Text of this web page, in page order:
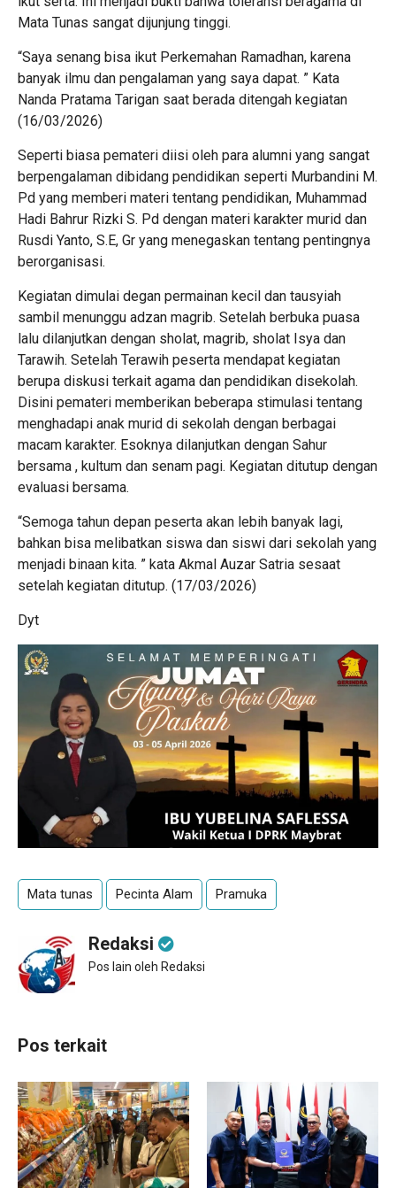
Mata Tunas sangat dijunjung tinggi.
“Saya senang bisa ikut Perkemahan Ramadhan, karena
banyak ilmu dan pengalaman yang saya dapat. ” Kata
Nanda Pratama Tarigan saat berada ditengah kegiatan
(16/03/2026)
Seperti biasa pemateri diisi oleh para alumni yang sangat
berpengalaman dibidang pendidikan seperti Murbandini M.
Pd yang memberi materi tentang pendidikan, Muhammad
Hadi Bahrur Rizki S. Pd dengan materi karakter murid dan
Rusdi Yanto, S.E, Gr yang menegaskan tentang pentingnya
berorganisasi.
Kegiatan dimulai degan permainan kecil dan tausyiah
sambil menunggu adzan magrib. Setelah berbuka puasa
lalu dilanjutkan dengan sholat, magrib, sholat Isya dan
Tarawih. Setelah Terawih peserta mendapat kegiatan
berupa diskusi terkait agama dan pendidikan disekolah.
Disini pemateri memberikan beberapa stimulasi tentang
menghadapi anak murid di sekolah dengan berbagai
macam karakter. Esoknya dilanjutkan dengan Sahur
bersama , kultum dan senam pagi. Kegiatan ditutup dengan
evaluasi bersama.
“Semoga tahun depan peserta akan lebih banyak lagi,
bahkan bisa melibatkan siswa dan siswi dari sekolah yang
menjadi binaan kita. ” kata Akmal Auzar Satria sesaat
setelah kegiatan ditutup. (17/03/2026)
Dyt
Mata tunas Pecinta Alam Pramuka
Redaksi
Pos lain oleh Redaksi
Pos terkait